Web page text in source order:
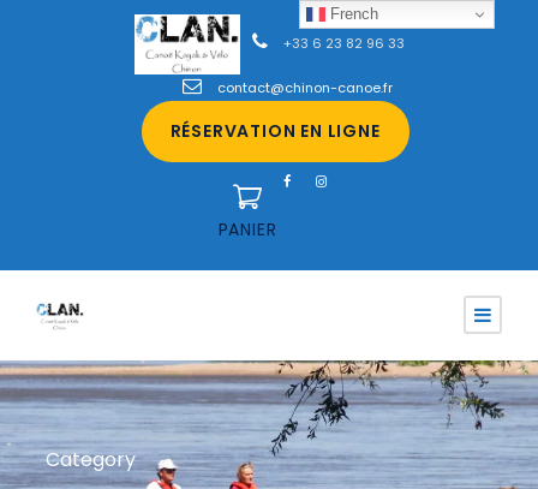
+33 6 23 82 96 33
contact@chinon-canoe.fr
RÉSERVATION EN LIGNE
PANIER
Category
French